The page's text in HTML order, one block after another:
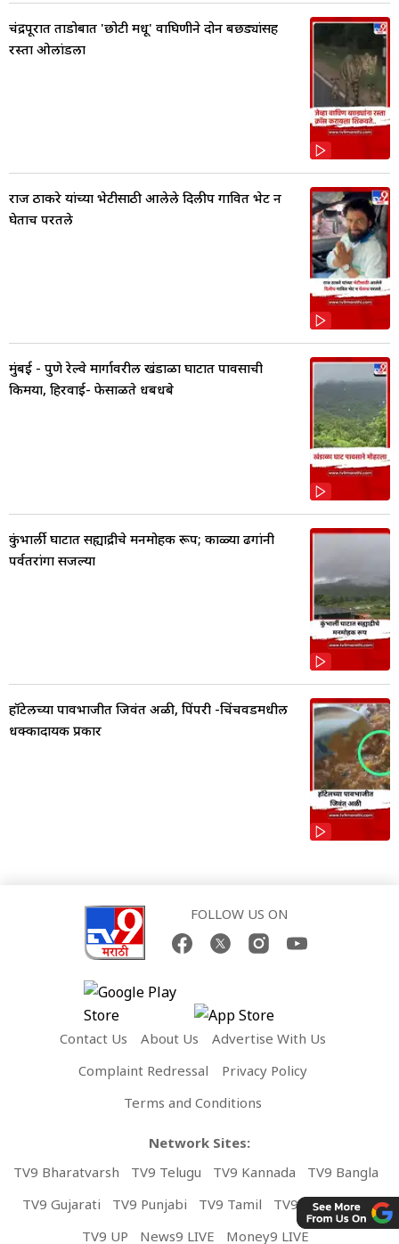
चंद्रपूरात ताडोबात 'छोटी मधू' वाघिणीने दोन बछड्यांसह
रस्ता ओलांडला
राज ठाकरे यांच्या भेटीसाठी आलेले दिलीप गावित भेट न
घेताच परतले
मुंबई - पुणे रेल्वे मार्गावरील खंडाळा घाटात पावसाची
किमया, हिरवाई- फेसाळते धबधबे
कुंभार्ली घाटात सह्याद्रीचे मनमोहक रूप; काळ्या ढगांनी
पर्वतरांगा सजल्या
हॉटेलच्या पावभाजीत जिवंत अळी, पिंपरी -चिंचवडमधील
धक्कादायक प्रकार
FOLLOW US ON
Contact Us About Us
Advertise With Us
Complaint Redressal
Privacy Policy
Terms and Conditions
Network Sites:
TV9 Bharatvarsh
TV9 Telugu TV9 Kannada
TV9 Bangla
TV9 Gujarati
TV9 Punjabi TV9 Tamil
TV9 Malayalam
TV9 UP
News9 LIVE Money9 LIVE